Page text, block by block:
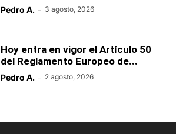
Pedro A. - 3 agosto, 2026
Hoy entra en vigor el Artículo 50
del Reglamento Europeo de...
Pedro A. - 2 agosto, 2026